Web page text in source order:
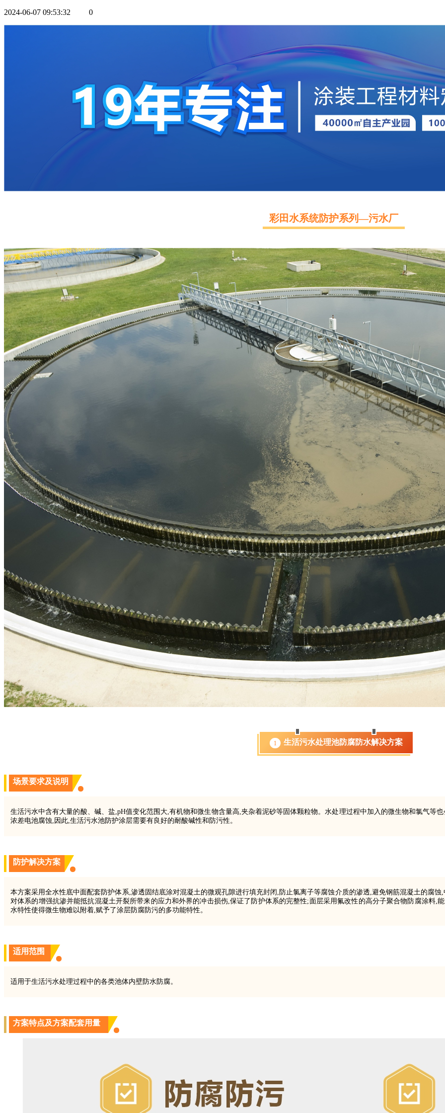
2024-06-07 09:53:32 0
彩田水系统防护系列—污水厂
1 生活污水处理池防腐防水解决方案
场景要求及说明
生活污水中含有大量的酸、碱、盐,pH值变化范围大,有机物和微生物含量高,夹杂着泥砂等固体颗粒物。水处理过程中加入的微生物和氯气等
浓差电池腐蚀,因此,生活污水池防护涂层需要有良好的耐酸碱性和防污性。
防护解决方案
本方案采用全水性底中面配套防护体系,渗透固结底涂对混凝土的微观孔隙进行填充封闭,防止氯离子等腐蚀介质的渗透,避免钢筋混凝土的腐
对体系的增强抗渗并能抵抗混凝土开裂所带来的应力和外界的冲击损伤,保证了防护体系的完整性;面层采用氟改性的高分子聚合物防腐涂料,
水特性使得微生物难以附着,赋予了涂层防腐防污的多功能特性。
适用范围
适用于生活污水处理过程中的各类池体内壁防水防腐。
方案特点及方案配套用量